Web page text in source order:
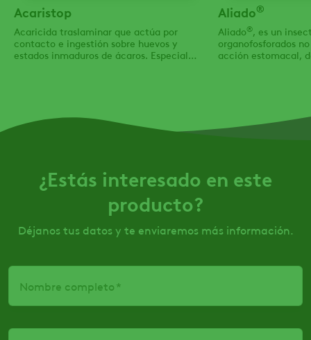
Acaristop
Acaricida traslaminar que actúa por
contacto e ingestión sobre huevos y
estados inmaduros de ácaros. Especial
actividad sobre las familias Tetranychidae
Aliado®
Aliado® , es un
organofosforados
acción estomacal,
¿Estás interesado en este
producto?
Déjanos tus datos y te enviaremos más información.
Nombre completo